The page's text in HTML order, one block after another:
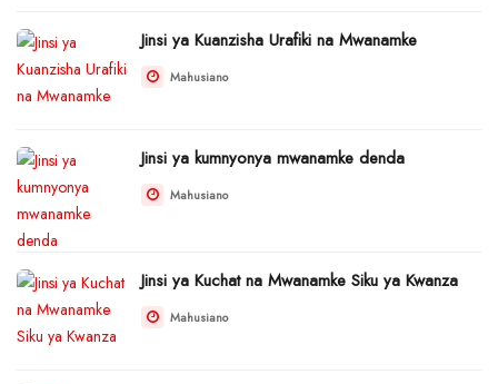
Jinsi ya Kuanzisha Urafiki na Mwanamke
Mahusiano
Jinsi ya kumnyonya mwanamke denda
Mahusiano
Jinsi ya Kuchat na Mwanamke Siku ya Kwanza
Mahusiano